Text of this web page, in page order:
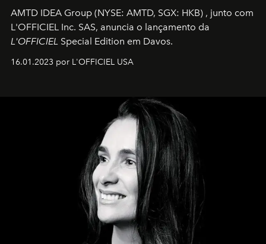
AMTD IDEA Group (NYSE: AMTD, SGX: HKB) , junto com
L'OFFICIEL Inc. SAS, anuncia o lançamento da
L'OFFICIEL Special Edition em Davos.
16.01.2023 por L'OFFICIEL USA